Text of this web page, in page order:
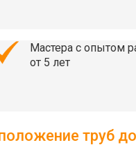
Мастера с опытом
от 5 лет
до глубины